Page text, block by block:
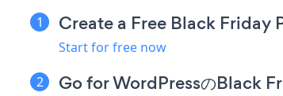
Create a Free Black Friday
Start for free now
Go for WordPressのBlack